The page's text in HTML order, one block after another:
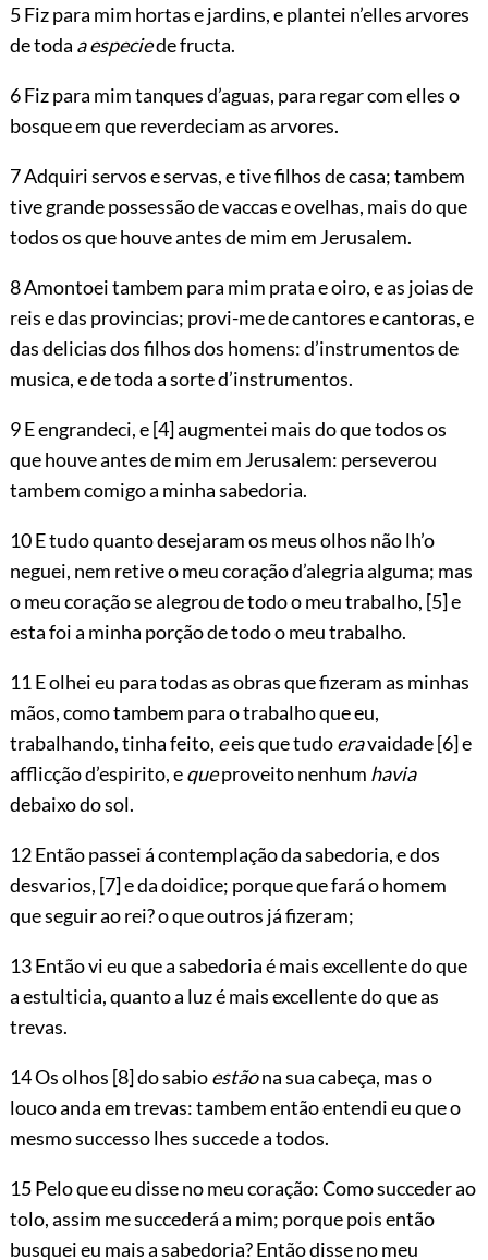
5 Fiz para mim hortas e jardins, e plantei n’elles arvores
de toda a especiede fructa.
6 Fiz para mim tanques d’aguas, para regar com elles o
bosque em que reverdeciam as arvores.
7 Adquiri servos e servas, e tive filhos de casa; tambem
tive grande possessão de vaccas e ovelhas, mais do que
todos os que houve antes de mim em Jerusalem.
8 Amontoei tambem para mim prata e oiro, e as joias de
reis e das provincias; provi-me de cantores e cantoras, e
das delicias dos filhos dos homens: d’instrumentos de
musica, e de toda a sorte d’instrumentos.
9 E engrandeci, e[4]augmentei mais do que todos os
que houve antes de mim em Jerusalem: perseverou
tambem comigo a minha sabedoria.
10 E tudo quanto desejaram os meus olhos não lh’o
neguei, nem retive o meu coração d’alegria alguma; mas
o meu coração se alegrou de todo o meu trabalho, [5]e
esta foi a minha porção de todo o meu trabalho.
11 E olhei eu para todas as obras que fizeram as minhas
mãos, como tambem para o trabalho que eu,
trabalhando, tinha feito, eeis que tudoeravaidade[6]e
afflicção d’espirito, equeproveito nenhum havia
debaixo do sol.
12 Então passei á contemplação da sabedoria, e dos
desvarios, [7]e da doidice; porque que fará o homem
que seguir ao rei? o que outros já fizeram;
13 Então vi eu que a sabedoria é mais excellente do que
a estulticia, quanto a luz é mais excellente do que as
trevas.
14 Os olhos [8]do sabioestãona sua cabeça, mas o
louco anda em trevas: tambem então entendi eu que o
mesmo successo lhes succede a todos.
15 Pelo que eu disse no meu coração: Como succeder ao
tolo, assim me succederá a mim; porque pois então
busquei eu mais a sabedoria? Então disse no meu